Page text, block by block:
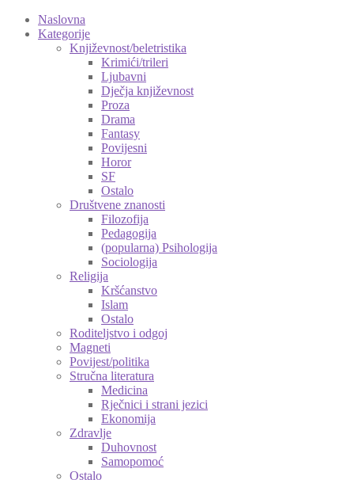
Naslovna
Kategorije
Književnost/beletristika
Krimići/trileri
Ljubavni
Dječja književnost
Proza
Drama
Fantasy
Povijesni
Horor
SF
Ostalo
Društvene znanosti
Filozofija
Pedagogija
(popularna) Psihologija
Sociologija
Religija
Kršćanstvo
Islam
Ostalo
Roditeljstvo i odgoj
Magneti
Povijest/politika
Stručna literatura
Medicina
Rječnici i strani jezici
Ekonomija
Zdravlje
Duhovnost
Samopomoć
Ostalo